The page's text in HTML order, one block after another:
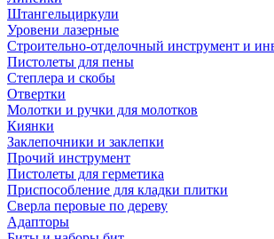
Штангельциркули
Уровени лазерные
Строительно-отделочный инструмент и
Пистолеты для пены
Степлера и скобы
Отвертки
Молотки и ручки для молотков
Киянки
Заклепочники и заклепки
Прочий инструмент
Пистолеты для герметика
Приспособление для кладки плитки
Сверла перовые по дереву
Адапторы